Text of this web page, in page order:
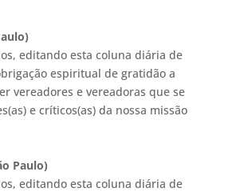
editando esta coluna diária de
espiritual de gratidão a
vereadores e vereadoras que se
e críticos(as) da nossa missão
Paulo)
editando esta coluna diária de